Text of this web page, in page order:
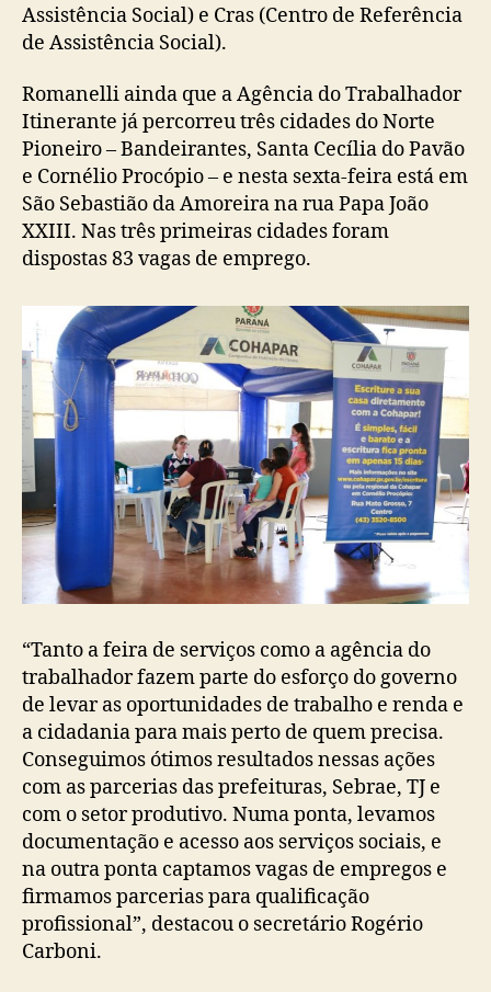
Assistência Social) e Cras (Centro de Referência
de Assistência Social).
Romanelli ainda que a Agência do Trabalhador
Itinerante já percorreu três cidades do Norte
Pioneiro – Bandeirantes, Santa Cecília do Pavão
e Cornélio Procópio – e nesta sexta-feira está em
São Sebastião da Amoreira na rua Papa João
XXIII. Nas três primeiras cidades foram
dispostas 83 vagas de emprego.
“Tanto a feira de serviços como a agência do
trabalhador fazem parte do esforço do governo
de levar as oportunidades de trabalho e renda e
a cidadania para mais perto de quem precisa.
Conseguimos ótimos resultados nessas ações
com as parcerias das prefeituras, Sebrae, TJ e
com o setor produtivo. Numa ponta, levamos
documentação e acesso aos serviços sociais, e
na outra ponta captamos vagas de empregos e
firmamos parcerias para qualificação
profissional”, destacou o secretário Rogério
Carboni.